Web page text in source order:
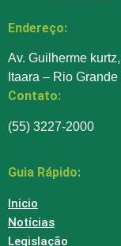
Endereço:
Av. Guilherme
Itaara – Rio Grande
Contato:
(55) 3227-2000
Guia Rápido:
Inicio
Notícias
Legislação